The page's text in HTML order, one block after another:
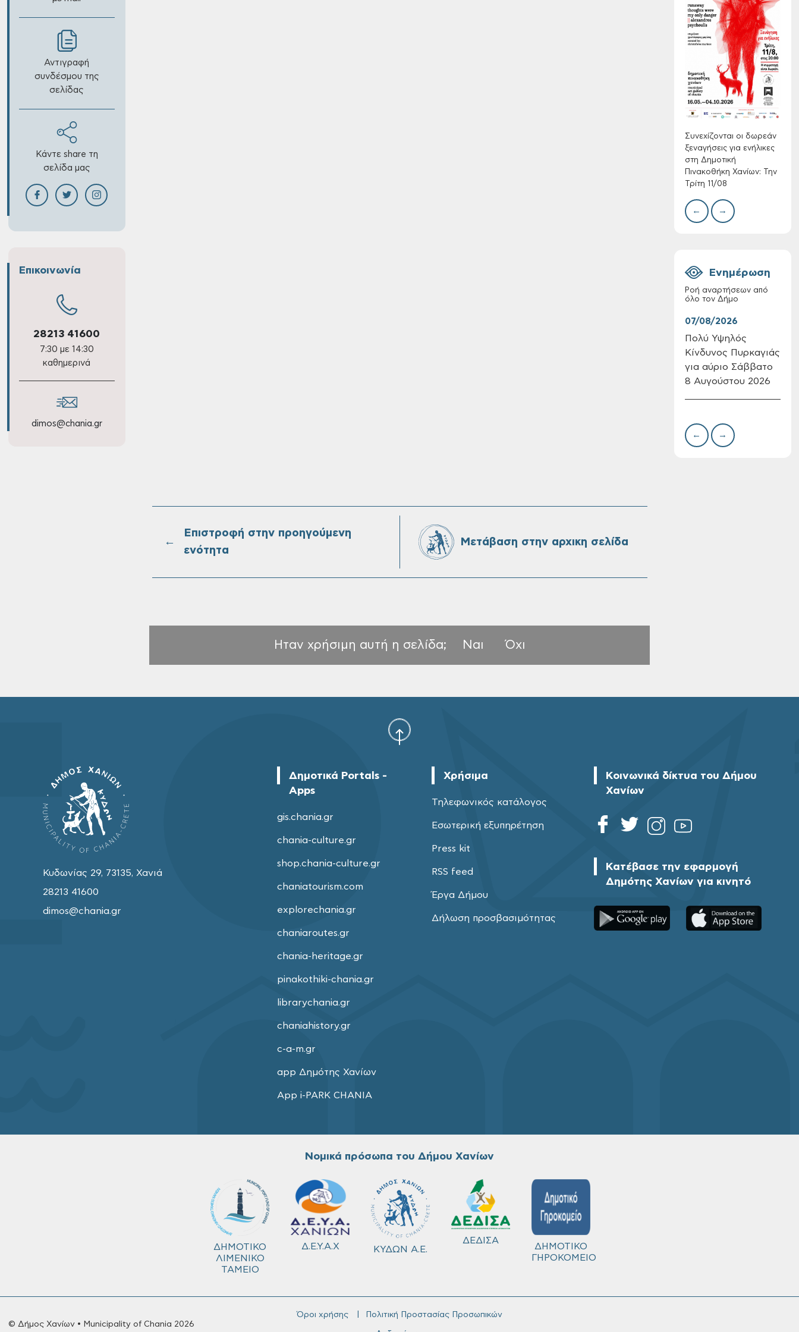
Αντιγραφή
συνδέσμου της
σελίδας
Κάντε share τη
σελίδα μας
Επικοινωνία
28213 41600
7:30 με 14:30
καθημερινά
dimos@chania.gr
Συνεχίζονται οι
δωρεάν ξεναγήσεις
για ενήλικες στη
Δημοτική
Πινακοθήκη Χανίων:
Την Τρίτη 11/08
Τακτική συνεδρίαση
Επαναλειτουργία
του συστήματος
SeaTrac στην
Συνεχίζονται οι δωρεάν
ξεναγήσεις για ενήλικες
στη Δημοτική
Πινακοθήκη Χανίων: Την
Τρίτη 11/08
← →
Ενημέρωση
Ροή αναρτήσεων από
όλο τον Δήμο
07/08/2026
Πολύ Υψηλός
Κίνδυνος Πυρκαγιάς
για αύριο Σάββατο
8 Αυγούστου 2026
← →
←
Επιστροφή στην προηγούμενη
ενότητα
Μετάβαση στην αρχικη σελίδα
Ηταν χρήσιμη αυτή η σελίδα; Ναι Όχι
Κυδωνίας 29, 73135, Χανιά
28213 41600
dimos@chania.gr
Δημοτικά Portals -
Apps
gis.chania.gr
chania-culture.gr
shop.chania-culture.gr
chaniatourism.com
explorechania.gr
chaniaroutes.gr
chania-heritage.gr
pinakothiki-chania.gr
librarychania.gr
chaniahistory.gr
c-a-m.gr
app Δημότης Χανίων
App i-PARK CHANIA
Χρήσιμα
Τηλεφωνικός κατάλογος
Εσωτερική εξυπηρέτηση
Press kit
RSS feed
Έργα Δήμου
Δήλωση προσβασιμότητας
Κοινωνικά δίκτυα του Δήμου
Χανίων
Κατέβασε την εφαρμογή
Δημότης Χανίων για κινητό
Νομικά πρόσωπα του Δήμου Χανίων
ΔΗΜΟΤΙΚΟ
ΛΙΜΕΝΙΚΟ
ΤΑΜΕΙΟ
Δ.Ε.Υ.Α.Χ ΚΥΔΩΝ Α.Ε.
ΔΕΔΙΣΑ
ΔΗΜΟΤΙΚΟ
ΓΗΡΟΚΟΜΕΙΟ
© Δήμος Χανίων • Municipality of Chania 2026
Όροι χρήσης Πολιτική Προστασίας Προσωπικών